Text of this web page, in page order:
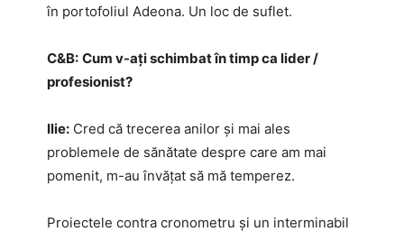
în portofoliul Adeona. Un loc de suflet.
C&B: Cum v-ați schimbat în timp ca lider /
profesionist?
Ilie: Cred că trecerea anilor și mai ales
problemele de sănătate despre care am mai
pomenit, m-au învățat să mă temperez.
Proiectele contra cronometru și un interminabil